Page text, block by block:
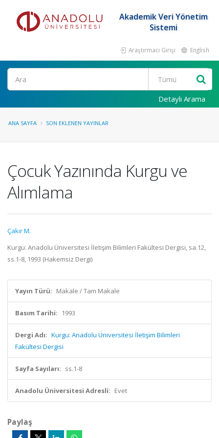
Akademik Veri Yönetim
Sistemi
Araştırmacı Girişi English
Ara
Detaylı Arama
ANA SAYFA SON EKLENEN YAYINLAR
Çocuk Yazınında Kurgu ve
Alımlama
Çakır M.
Kurgu: Anadolu Üniversitesi İletişim Bilimleri Fakültesi Dergisi, sa.12,
ss.1-8, 1993 (Hakemsiz Dergi)
Yayın Türü: Makale / Tam Makale
Basım Tarihi: 1993
Dergi Adı: Kurgu: Anadolu Üniversitesi İletişim Bilimleri
Fakültesi Dergisi
Sayfa Sayıları: ss.1-8
Anadolu Üniversitesi Adresli: Evet
Paylaş